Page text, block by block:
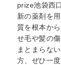
prize池袋西
新の薬剤を
質を根本か
せ毛や髪の
まとまらな
方、ぜひ一